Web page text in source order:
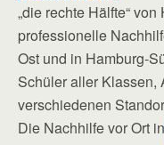
„die rechte Hälfte“
professionelle
Ost und in Hamburg-
Schüler aller Klassen,
verschiedenen
Die Nachhilfe vor Ort in